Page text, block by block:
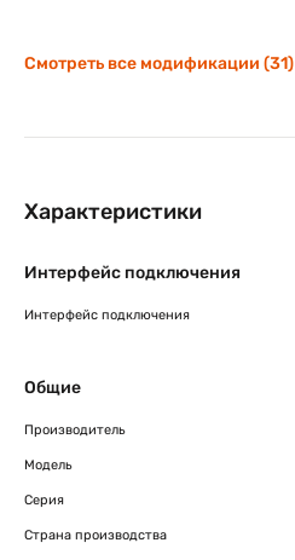
Смотреть все модификации (31)
Характеристики
Интерфейс подключения
Интерфейс подключения
Общие
Производитель
Модель
Серия
Страна производства